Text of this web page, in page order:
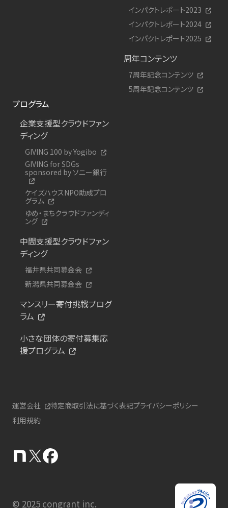
インパクトレポート2023
インパクトレポート2024
インパクトレポート2025
周年コンテンツ
7周年記念コンテンツ
5周年記念コンテンツ
プログラム
企業支援型クラウドファン
ディング
GIVING 100 by Yogibo
GIVING for SDGs
sponsored by ソニー銀行
ケイズハウスNPO助成プロ
グラム
ゆめ・まちクラウドファンディ
ング
中間支援型クラウドファン
ディング
福井県共同募金会
新潟県共同募金会
マンスリー寄付挑戦プログ
ラム
小さな団体の寄付募集応
援プログラム
運営会社 特定商取引法に基づく表記プライバシーポリシー
利用規約
© 2025 congrant inc.